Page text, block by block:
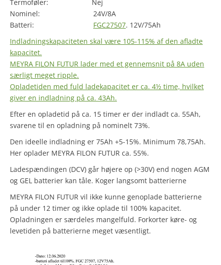
Termoføler: Nej
Nominel: 24V/8A
Batteri: FGC27507. 12V/75Ah
Indladningskapaciteten skal være 105-115% af den afladte
kapacitet.
MEYRA FILON FUTUR lader med et gennemsnit på 8A uden
særligt meget ripple.
Opladetiden med fuld ladekapacitet er ca. 4½ time, hvilket
giver en indladning på ca. 43Ah.
Efter en opladetid på ca. 15 timer er der indladt ca. 55Ah,
svarene til en opladning på nominelt 73%.
Den ideelle indladning er 75Ah +5-15%. Minimum 78,75Ah.
Her oplader MEYRA FILON FUTUR ca. 55%.
Ladespændingen (DCV) går højere op (>30V) end nogen AGM
og GEL batterier kan tåle. Koger langsomt batterierne
MEYRA FILON FUTUR vil ikke kunne genoplade batterierne
på under 12 timer og ikke oplade til 100% kapacitet.
Opladningen er særdeles mangelfuld. Forkorter køre- og
levetiden på batterierne meget væsentligt.